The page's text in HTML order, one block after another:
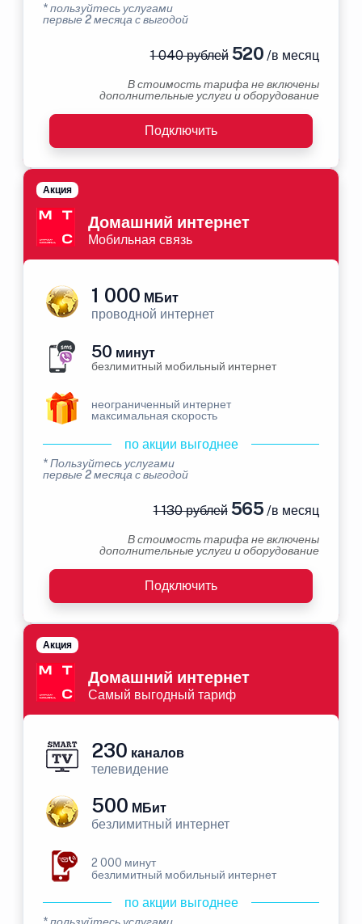
* пользуйтесь услугами
первые 2 месяца с выгодой
1 040 рублей520 /в месяц
В стоимость тарифа не включены
дополнительные услуги и оборудование
Подключить
Домашний интернет
Мобильная связь
Акция
1 000 МБит
проводной интернет
50 минут
безлимитный мобильный интернет
неограниченный интернет
максимальная скорость
по акции выгоднее
* Пользуйтесь услугами
первые 2 месяца с выгодой
1 130 рублей565 /в месяц
В стоимость тарифа не включены
дополнительные услуги и оборудование
Подключить
Домашний интернет
Самый выгодный тариф
Акция
230 каналов
телевидение
500 МБит
безлимитный интернет
2 000 минут
безлимитный мобильный интернет
по акции выгоднее
* пользуйтесь услугами